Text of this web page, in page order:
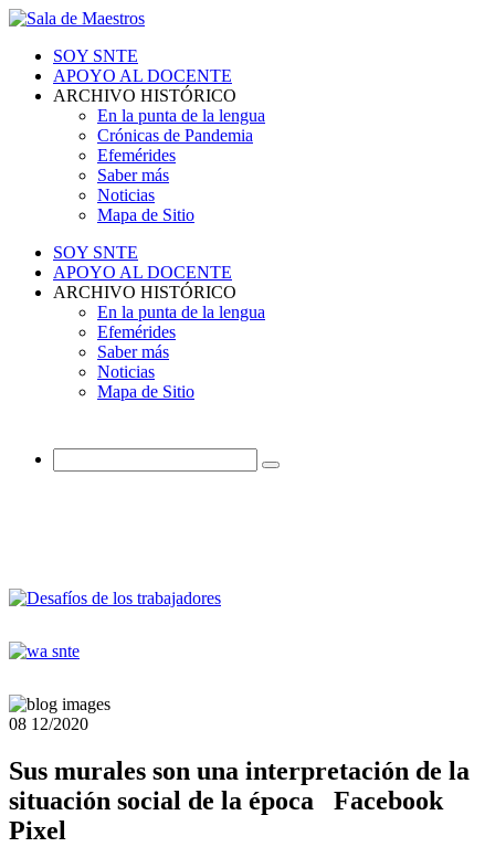
SOY SNTE
APOYO AL DOCENTE
ARCHIVO HISTÓRICO
En la punta de la lengua
Crónicas de Pandemia
Efemérides
Saber más
Noticias
Mapa de Sitio
SOY SNTE
APOYO AL DOCENTE
ARCHIVO HISTÓRICO
En la punta de la lengua
Efemérides
Saber más
Noticias
Mapa de Sitio
08 12/2020
Sus murales son una interpretación de la
situación social de la época Facebook
Pixel